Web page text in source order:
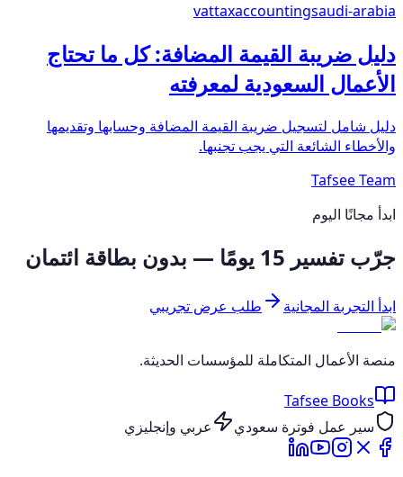
vattaxaccountingsaudi-arabia
دليل ضريبة القيمة المضافة: كل ما تحتاج
الأعمال السعودية لمعرفته
دليل شامل لتسجيل ضريبة القيمة المضافة وحسابها وتقديمها
والأخطاء الشائعة التي يجب تجنبها.
Tafsee Team
ابدأ مجانًا اليوم
جرّب تفسير 15 يومًا — بدون بطاقة ائتمان
ابدأ التجربة المجانية طلب عرض تجريبي
منصة الأعمال المتكاملة للمؤسسات الحديثة.
Tafsee Books
سير عمل فوترة سعودي
عربي وإنجليزي